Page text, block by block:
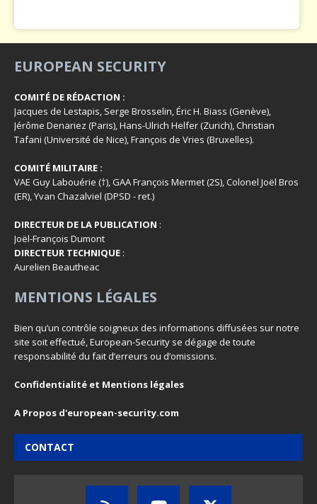
EUROPEAN SECURITY
COMITÉ DE RÉDACTION :
Jacques de Lestapis, Serge Brosselin, Éric H. Biass (Genève),
Jérôme Denariez (Paris), Hans-Ulrich Helfer (Zurich), Christian
Tafani (Université de Nice), François de Vries (Bruxelles).
COMITÉ MILITAIRE :
VAE Guy Labouérie (†), GAA François Mermet (2S), Colonel Joël Bros
(ER), Yvan Chazalviel (DPSD - ret.)
DIRECTEUR DE LA PUBLICATION :
Joël-François Dumont
DIRECTEUR TECHNIQUE :
Aurelien Beautheac
MENTIONS LÉGALES
Bien qu’un contrôle soigneux des informations diffusées sur notre
site soit effectué, European-Security se dégage de toute
responsabilité du fait d’erreurs ou d’omissions.
Confidentialité et Mentions légales
A Propos d'european-security.com
CONTACT